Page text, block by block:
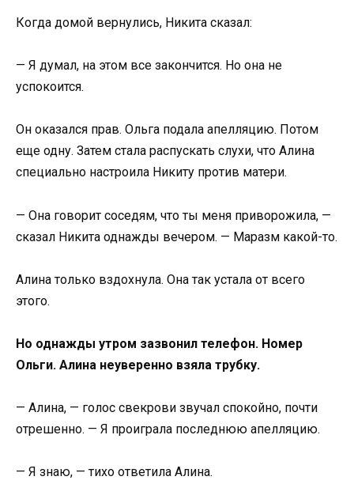
Когда домой вернулись, Никита сказал:
— Я думал, на этом все закончится. Но она не
успокоится.
Он оказался прав. Ольга подала апелляцию. Потом
еще одну. Затем стала распускать слухи, что Алина
специально настроила Никиту против матери.
— Она говорит соседям, что ты меня приворожила, —
сказал Никита однажды вечером. — Маразм какой-то.
Алина только вздохнула. Она так устала от всего
этого.
Но однажды утром зазвонил телефон. Номер
Ольги. Алина неуверенно взяла трубку.
— Алина, — голос свекрови звучал спокойно, почти
отрешенно. — Я проиграла последнюю апелляцию.
— Я знаю, — тихо ответила Алина.